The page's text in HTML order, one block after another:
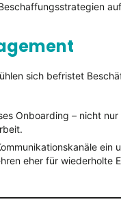
sich befristet
Onboarding – nicht
ein
eher für wiederholte